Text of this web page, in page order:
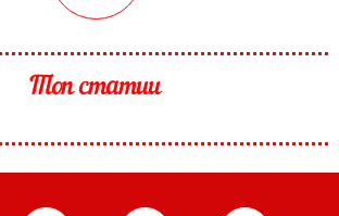
Топ статии